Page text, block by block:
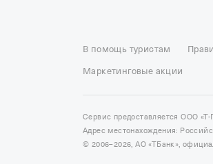
Отель Космос в Москве
Отель
Отели в Сочи Отели в Ярославле
В помощь туристам
Маркетинговые акции
Сервис предоставляется ООО
Адрес местонахождения:
© 2006–2026, АО «ТБанк»,